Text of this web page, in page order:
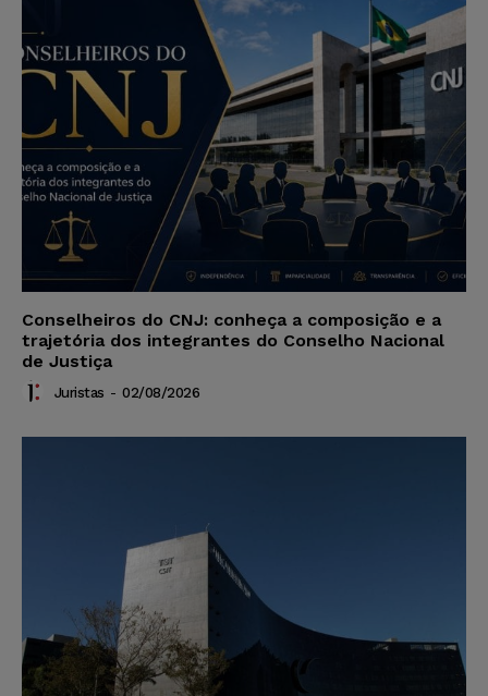
Conselheiros do CNJ: conheça a composição e a
trajetória dos integrantes do Conselho Nacional
de Justiça
Juristas - 02/08/2026